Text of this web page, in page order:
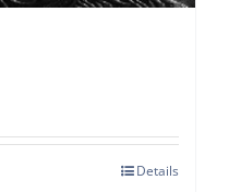
Details